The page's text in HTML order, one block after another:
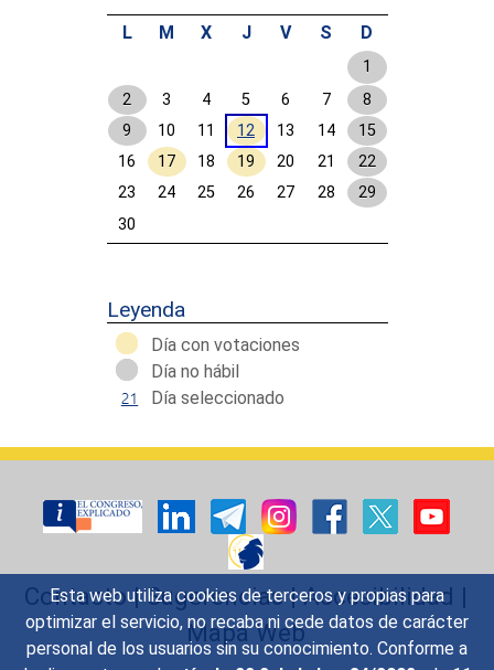
Esta web utiliza cookies de terceros y propias para
optimizar el servicio, no recaba ni cede datos de carácter
personal de los usuarios sin su conocimiento. Conforme a
L M X J V S D
1
2
3 4 5 6 7
8
9
10 11 12 13 14
15
16
17 18 19 20 21
22
23
24 25 26 27 28
29
30
Leyenda
Día con votaciones
Día no hábil
Día seleccionado
Contacto|Sugerencias|Accesibilidad |
Mapa Web